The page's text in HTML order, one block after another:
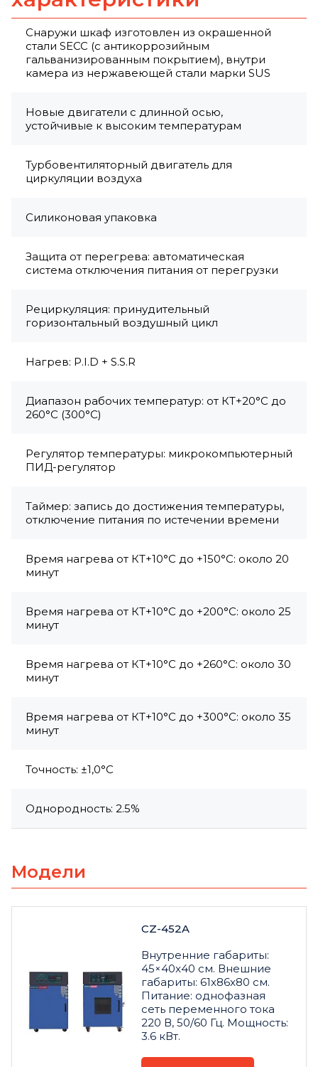
Снаружи шкаф изготовлен из окрашенной
стали SECC (с антикоррозийным
гальванизированным покрытием), внутри
камера из нержавеющей стали марки SUS
Новые двигатели с длинной осью,
устойчивые к высоким температурам
Турбовентиляторный двигатель для
циркуляции воздуха
Силиконовая упаковка
Защита от перегрева: автоматическая
система отключения питания от перегрузки
Рециркуляция: принудительный
горизонтальный воздушный цикл
Нагрев: P.I.D + S.S.R
Диапазон рабочих температур: от КТ+20°C до
260°C (300°C)
Регулятор температуры: микрокомпьютерный
ПИД-регулятор
Таймер: запись до достижения температуры,
отключение питания по истечении времени
Время нагрева от КТ+10°C до +150°C: около 20
минут
Время нагрева от КТ+10°C до +200°C: около 25
минут
Время нагрева от КТ+10°C до +260°C: около 30
минут
Время нагрева от КТ+10°C до +300°C: около 35
минут
Точность: ±1,0°C
Однородность: 2.5%
Модели
CZ-452A
Внутренние габариты:
45×40x40 см. Внешние
габариты: 61x86x80 см.
Питание: однофазная
сеть переменного тока
220 В, 50/60 Гц. Мощность:
3.6 кВт.